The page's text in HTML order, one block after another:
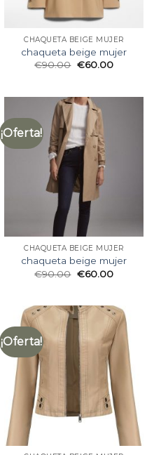
CHAQUETA BEIGE MUJER
chaqueta beige mujer
€90.00 €60.00
¡Oferta!
CHAQUETA BEIGE MUJER
chaqueta beige mujer
€90.00 €60.00
¡Oferta!